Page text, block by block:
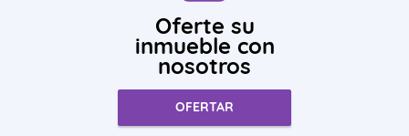
Oferte su
inmueble con
nosotros
OFERTAR